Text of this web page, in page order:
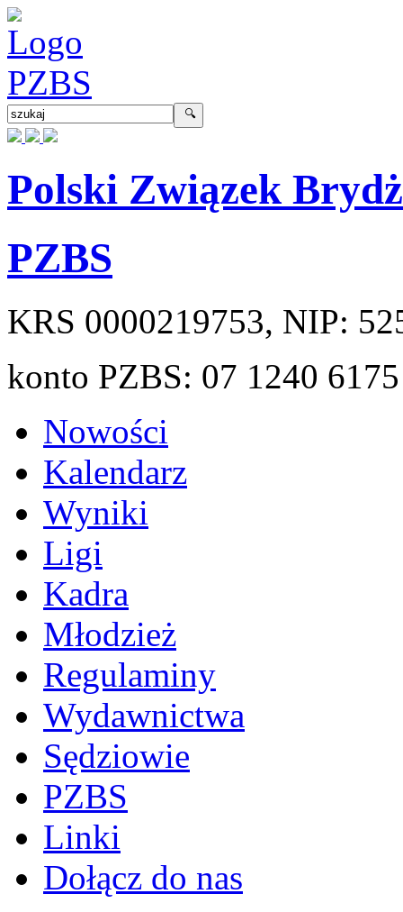
Polski Związek
PZBS
KRS 0000219753, NIP:
konto PZBS: 07 1240
Nowości
Kalendarz
Wyniki
Ligi
Kadra
Młodzież
Regulaminy
Wydawnictwa
Sędziowie
PZBS
Linki
Dołącz do nas